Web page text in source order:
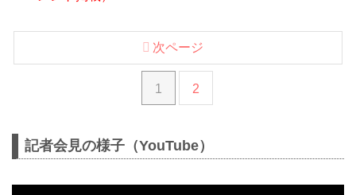
1 2
次ページ
記者会見の様子（YouTube）